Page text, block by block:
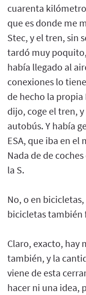
cuarenta
que es donde me
Stec, y el tren, sin
tardó muy
había llegado al
conexiones lo
de hecho la propia
dijo, coge el tren,
autobús. Y había
ESA, que iba en el
Nada de de
la S.
No, o en
bicicletas también
Claro, exacto, hay
también, y la
viene de esta
hacer ni una idea,